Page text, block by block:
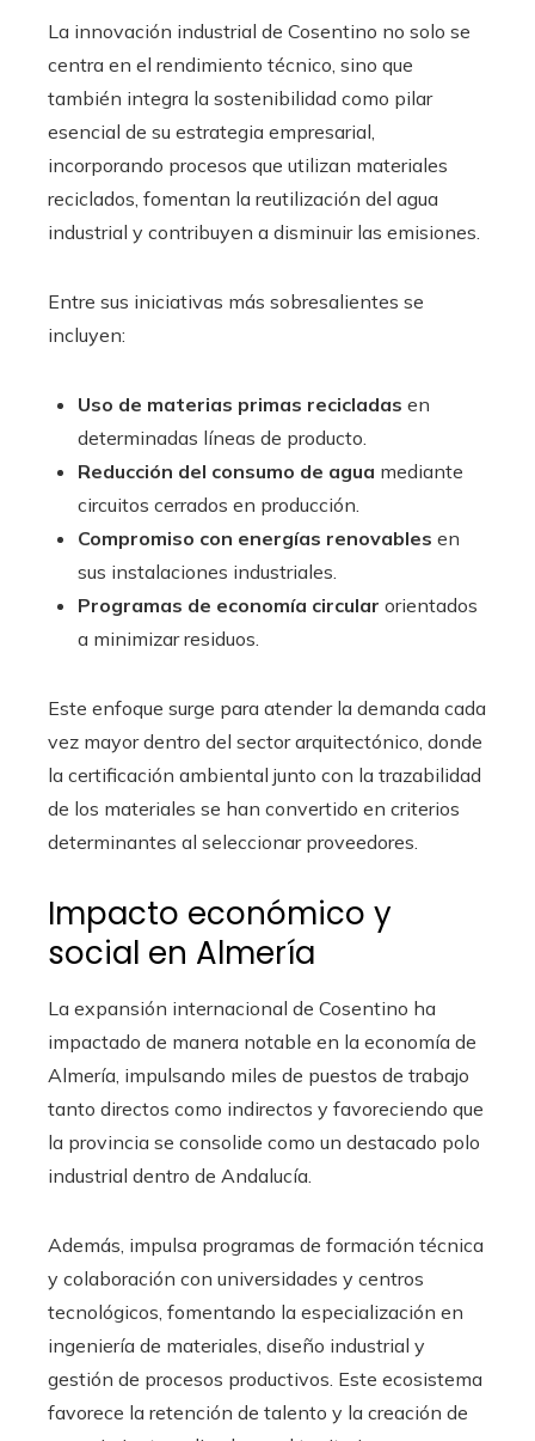
La innovación industrial de Cosentino no solo se
centra en el rendimiento técnico, sino que
también integra la sostenibilidad como pilar
esencial de su estrategia empresarial,
incorporando procesos que utilizan materiales
reciclados, fomentan la reutilización del agua
industrial y contribuyen a disminuir las emisiones.
Entre sus iniciativas más sobresalientes se
incluyen:
Uso de materias primas recicladas en
determinadas líneas de producto.
Reducción del consumo de agua mediante
circuitos cerrados en producción.
Compromiso con energías renovables en
sus instalaciones industriales.
Programas de economía circular orientados
a minimizar residuos.
Este enfoque surge para atender la demanda cada
vez mayor dentro del sector arquitectónico, donde
la certificación ambiental junto con la trazabilidad
de los materiales se han convertido en criterios
determinantes al seleccionar proveedores.
Impacto económico y
social en Almería
La expansión internacional de Cosentino ha
impactado de manera notable en la economía de
Almería, impulsando miles de puestos de trabajo
tanto directos como indirectos y favoreciendo que
la provincia se consolide como un destacado polo
industrial dentro de Andalucía.
Además, impulsa programas de formación técnica
y colaboración con universidades y centros
tecnológicos, fomentando la especialización en
ingeniería de materiales, diseño industrial y
gestión de procesos productivos. Este ecosistema
favorece la retención de talento y la creación de